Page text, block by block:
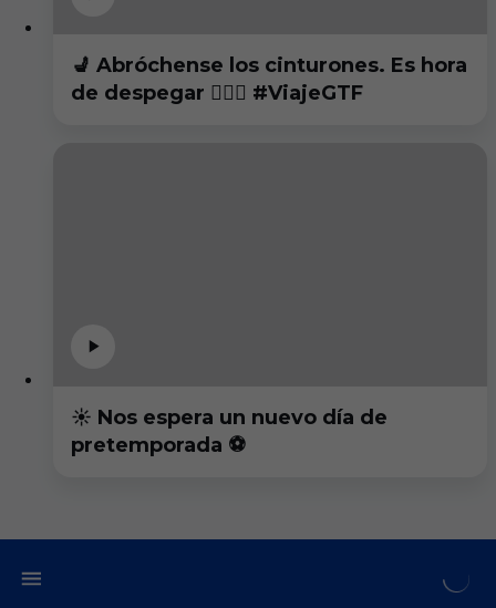
💺 Abróchense los cinturones. Es hora
de despegar 👨🏻‍✈️ #ViajeGTF
☀️ Nos espera un nuevo día de
pretemporada ⚽️